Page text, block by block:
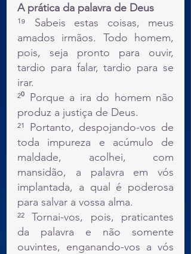
A prática da palavra de Deus
¹⁹ Sabeis estas coisas, meus
amados irmãos. Todo homem,
pois, seja pronto para ouvir,
tardio para falar, tardio para se
irar.
²⁰ Porque a ira do homem não
produz a justiça de Deus.
²¹ Portanto, despojando-vos de
toda impureza e acúmulo de
maldade, acolhei, com
mansidão, a palavra em vós
implantada, a qual é poderosa
para salvar a vossa alma.
²² Tornai-vos, pois, praticantes
da palavra e não somente
ouvintes, enganando-vos a vós